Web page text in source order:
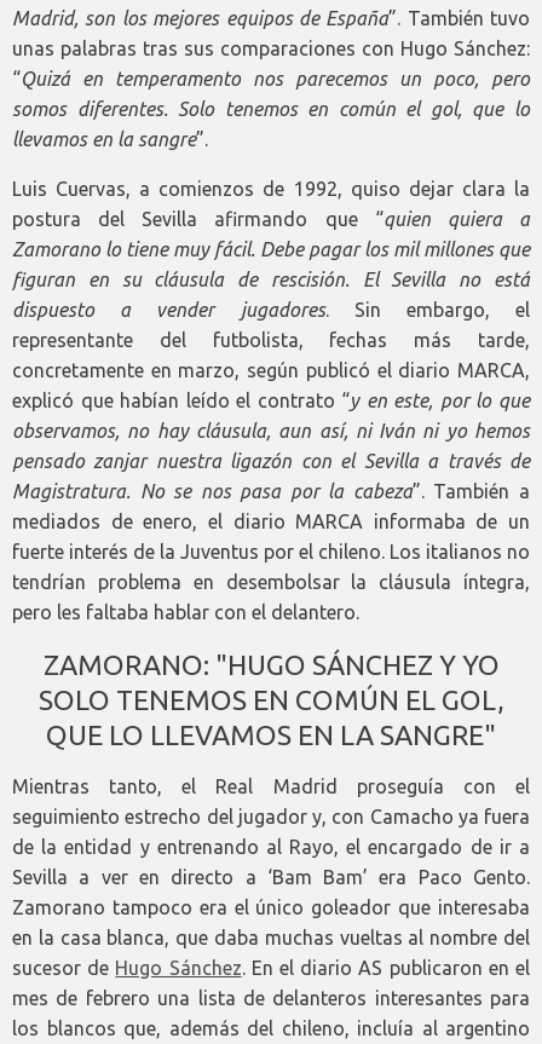
Madrid, son los mejores equipos de España”. También tuvo
unas palabras tras sus comparaciones con Hugo Sánchez:
“Quizá en temperamento nos parecemos un poco, pero
somos diferentes. Solo tenemos en común el gol, que lo
llevamos en la sangre”.
Luis Cuervas, a comienzos de 1992, quiso dejar clara la
postura del Sevilla afirmando que “quien quiera a
Zamorano lo tiene muy fácil. Debe pagar los mil millones que
figuran en su cláusula de rescisión. El Sevilla no está
dispuesto a vender jugadores. Sin embargo, el
representante del futbolista, fechas más tarde,
concretamente en marzo, según publicó el diario MARCA,
explicó que habían leído el contrato “y en este, por lo que
observamos, no hay cláusula, aun así, ni Iván ni yo hemos
pensado zanjar nuestra ligazón con el Sevilla a través de
Magistratura. No se nos pasa por la cabeza”. También a
mediados de enero, el diario MARCA informaba de un
fuerte interés de la Juventus por el chileno. Los italianos no
tendrían problema en desembolsar la cláusula íntegra,
pero les faltaba hablar con el delantero.
ZAMORANO: "HUGO SÁNCHEZ Y YO
SOLO TENEMOS EN COMÚN EL GOL,
QUE LO LLEVAMOS EN LA SANGRE"
Mientras tanto, el Real Madrid proseguía con el
seguimiento estrecho del jugador y, con Camacho ya fuera
de la entidad y entrenando al Rayo, el encargado de ir a
Sevilla a ver en directo a ‘Bam Bam’ era Paco Gento.
Zamorano tampoco era el único goleador que interesaba
en la casa blanca, que daba muchas vueltas al nombre del
sucesor de Hugo Sánchez. En el diario AS publicaron en el
mes de febrero una lista de delanteros interesantes para
los blancos que, además del chileno, incluía al argentino